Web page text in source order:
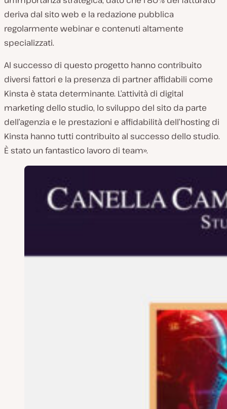
deriva dal sito web e la redazione pubblica
regolarmente webinar e contenuti altamente
specializzati.
Al successo di questo progetto hanno contribuito
diversi fattori e la presenza di partner affidabili come
Kinsta è stata determinante. L’attività di digital
marketing dello studio, lo sviluppo del sito da parte
dell’agenzia e le prestazioni e affidabilità dell’hosting di
Kinsta hanno tutti contribuito al successo dello studio.
È stato un fantastico lavoro di team».